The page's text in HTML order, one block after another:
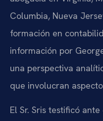
Columbia, Nueva
formación en
información por
una perspectiva
que involucran
El Sr. Sris testificó